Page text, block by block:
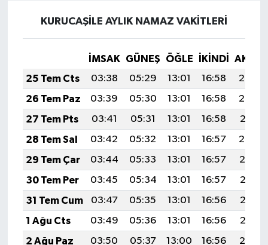
KURUCAŞİLE AYLIK NAMAZ VAKITLERI
İMSAK GÜNEŞ ÖĞLE İKINDI
25 Tem Cts
03:38 05:29 13:01 16:58
20:23
26 Tem Paz
03:39 05:30 13:01 16:58
20:22
27 Tem Pts
03:41 05:31 13:01 16:58
20:21
28 Tem Sal
03:42 05:32 13:01 16:57
20:20
29 Tem Çar
03:44 05:33 13:01 16:57
20:19
30 Tem Per
03:45 05:34 13:01 16:57
20:18
31 Tem Cum
03:47 05:35 13:01 16:56
20:17
1 Ağu Cts
03:49 05:36 13:01 16:56
20:15
2 Ağu Paz
03:50 05:37 13:00 16:56
20:14